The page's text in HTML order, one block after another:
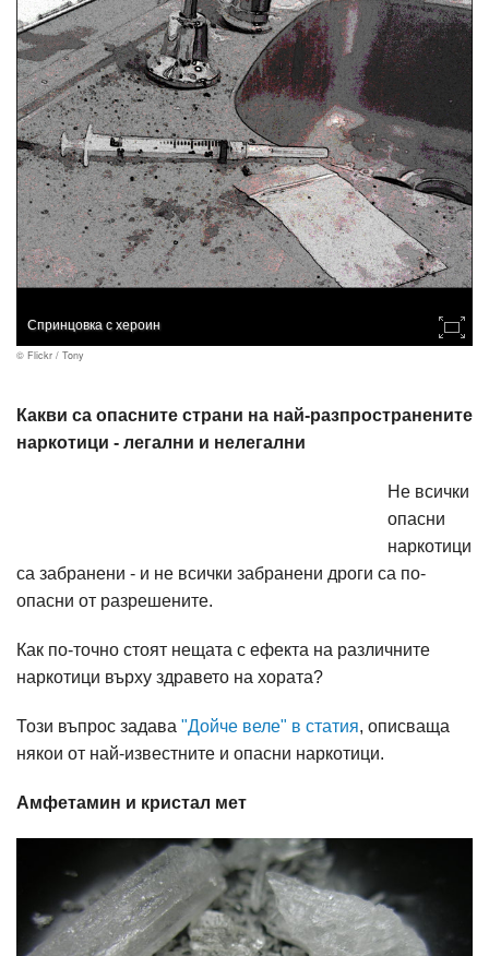
Спринцовка с хероин
© Flickr / Tony
Какви са опасните страни на най-разпространените
наркотици - легални и нелегални
Не всички
опасни
наркотици
са забранени - и не всички забранени дроги са по-
опасни от разрешените.
Как по-точно стоят нещата с ефекта на различните
наркотици върху здравето на хората?
Този въпрос задава "Дойче веле" в статия, описваща
някои от най-известните и опасни наркотици.
Амфетамин и кристал мет